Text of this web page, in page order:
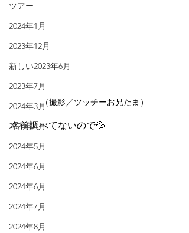
ツアー
2024年1月
2023年12月
新しい2023年6月
2023年7月
2024年3月
2024年4月
2024年5月
2024年6月
2024年6月
2024年7月
2024年8月
（撮影／ツッチーお兄たま）
名前調べてないので💦